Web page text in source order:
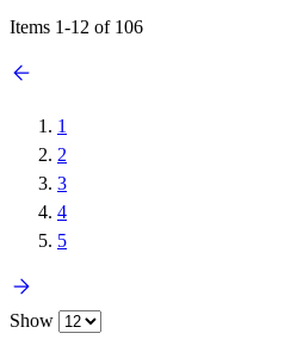
Items 1-12 of 106
1
2
3
4
5
Show